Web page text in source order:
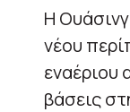
Η
νέου
βάσεις